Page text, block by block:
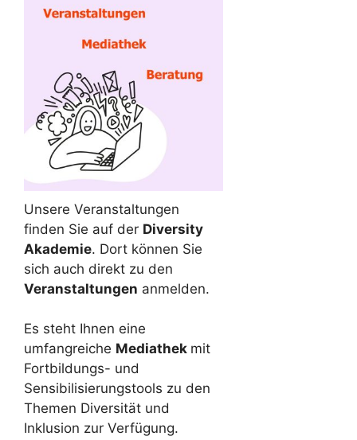
Unsere Veranstaltungen
finden Sie auf der Diversity
Akademie. Dort können Sie
sich auch direkt zu den
Veranstaltungen anmelden.
Es steht Ihnen eine
umfangreiche Mediathek mit
Fortbildungs- und
Sensibilisierungstools zu den
Themen Diversität und
Inklusion zur Verfügung.